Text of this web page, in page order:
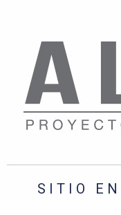
SITIO EN